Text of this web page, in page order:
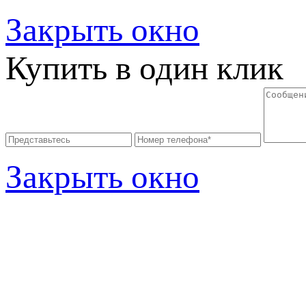
Закрыть окно
Купить в один клик
Закрыть окно